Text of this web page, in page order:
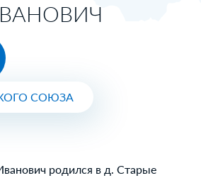
СОЮЗА
родился в д. Старые